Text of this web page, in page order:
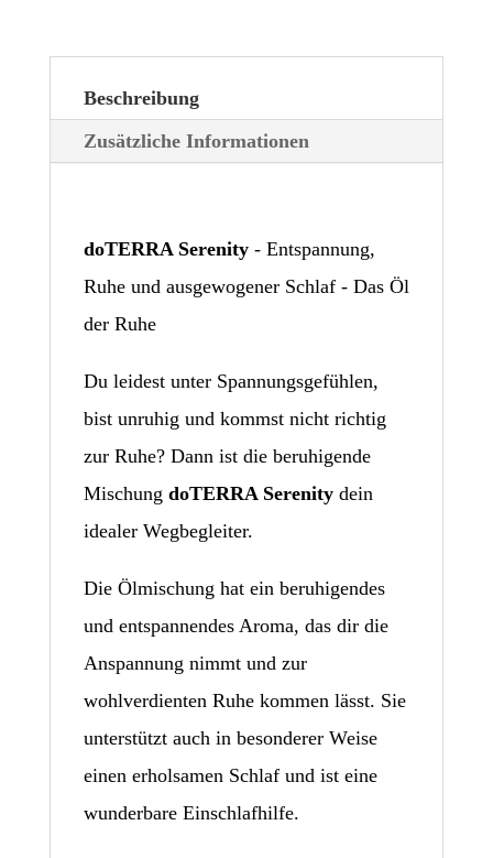
Beschreibung
Zusätzliche Informationen
doTERRA Serenity- Entspannung,
Ruhe und ausgewogener Schlaf - Das Öl
der Ruhe
Du leidest unter Spannungsgefühlen,
bist unruhig und kommst nicht richtig
zur Ruhe? Dann ist die beruhigende
Mischung doTERRA Serenitydein
idealer Wegbegleiter.
Die Ölmischung hat ein beruhigendes
und entspannendes Aroma, das dir die
Anspannung nimmt und zur
wohlverdienten Ruhe kommen lässt. Sie
unterstützt auch in besonderer Weise
einen erholsamen Schlaf und ist eine
wunderbare Einschlafhilfe.